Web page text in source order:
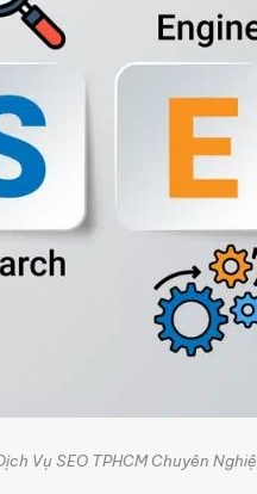
Vụ SEO TPHCM Chuyên